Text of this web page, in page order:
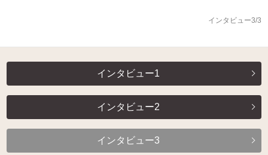
インタビュー3/3
インタビュー1
インタビュー2
インタビュー3